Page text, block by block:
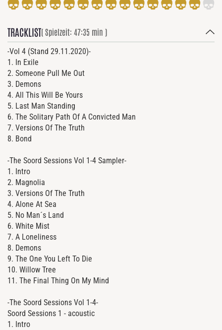
TRACKLIST( Spielzeit: 47:35 min )
-Vol 4 (Stand 29.11.2020)-
1. In Exile
2. Someone Pull Me Out
3. Demons
4. All This Will Be Yours
5. Last Man Standing
6. The Solitary Path Of A Convicted Man
7. Versions Of The Truth
8. Bond
-The Soord Sessions Vol 1-4 Sampler-
1. Intro
2. Magnolia
3. Versions Of The Truth
4. Alone At Sea
5. No Man´s Land
6. White Mist
7. A Loneliness
8. Demons
9. The One You Left To Die
10. Willow Tree
11. The Final Thing On My Mind
-The Soord Sessions Vol 1-4-
Soord Sessions 1 - acoustic
1. Intro